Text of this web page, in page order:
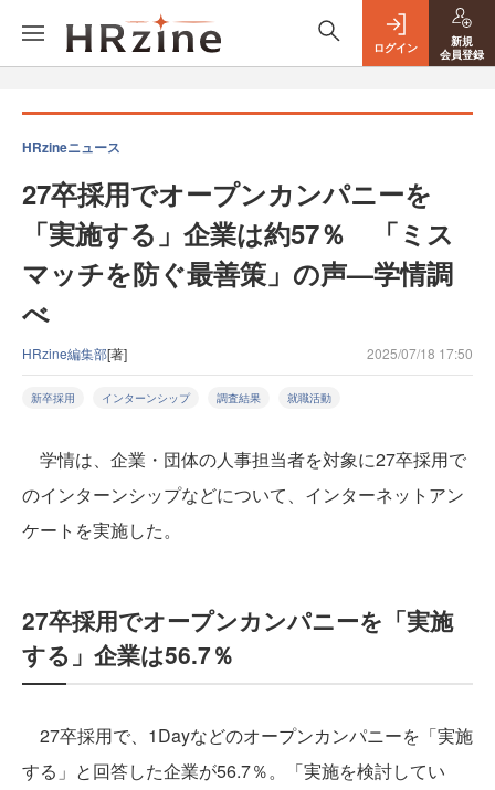
ログイン
新規
会員登録
HRzineニュース
27卒採用でオープンカンパニーを
「実施する」企業は約57％ 「ミス
マッチを防ぐ最善策」の声—学情調
べ
HRzine編集部[著] 2025/07/18 17:50
新卒採用 インターンシップ 調査結果 就職活動
学情は、企業・団体の人事担当者を対象に27卒採用で
のインターンシップなどについて、インターネットアン
ケートを実施した。
27卒採用でオープンカンパニーを「実施
する」企業は56.7％
27卒採用で、1Dayなどのオープンカンパニーを「実施
する」と回答した企業が56.7％。「実施を検討してい